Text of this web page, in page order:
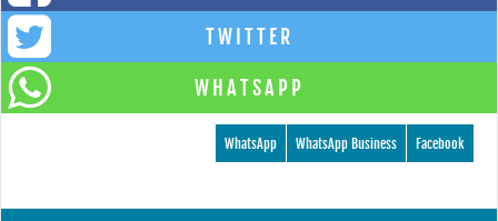
TWITTER
WHATSAPP
Facebook
WhatsApp Business
WhatsApp